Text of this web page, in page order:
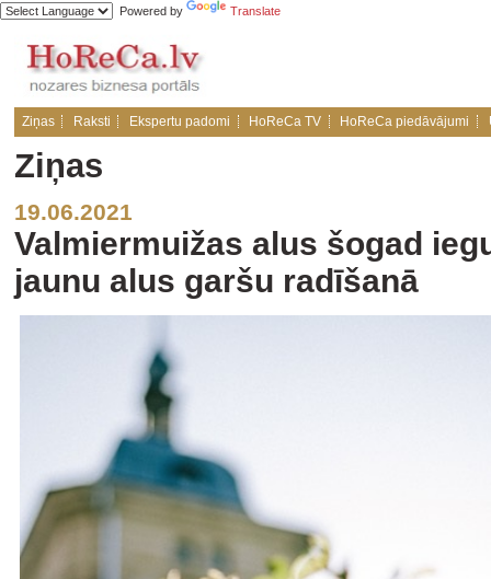
Powered by Translate
Ziņas Raksti Ekspertu padomi HoReCa TV HoReCa piedāvājumi
Ziņas
19.06.2021
Valmiermuižas alus šogad
jaunu alus garšu radīšanā